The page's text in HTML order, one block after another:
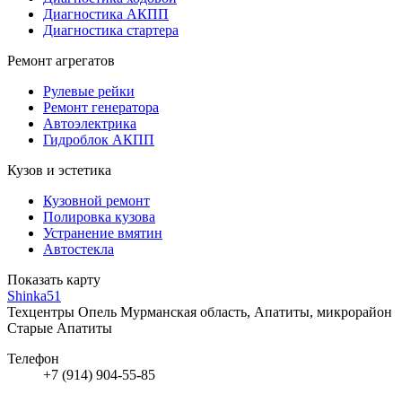
Диагностика АКПП
Диагностика стартера
Ремонт агрегатов
Рулевые рейки
Ремонт генератора
Автоэлектрика
Гидроблок АКПП
Кузов и эстетика
Кузовной ремонт
Полировка кузова
Устранение вмятин
Автостекла
Показать карту
Shinka51
Техцентры Опель Мурманская область, Апатиты, микрорайон
Старые Апатиты
Телефон
+7 (914) 904-55-85